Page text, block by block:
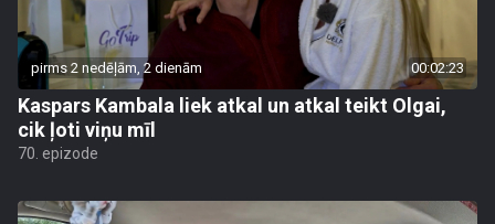
pirms 2 nedēļām, 2 dienām 00:02:23
Kaspars Kambala liek atkal un atkal teikt Olgai,
cik ļoti viņu mīl
70. epizode